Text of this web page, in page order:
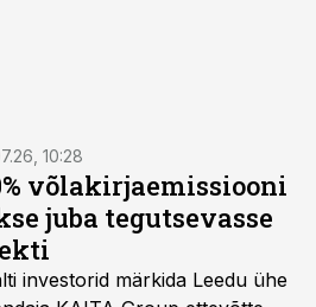
10:28
võlakirjaemissiooni
juba tegutsevasse
investorid märkida Leedu ühe